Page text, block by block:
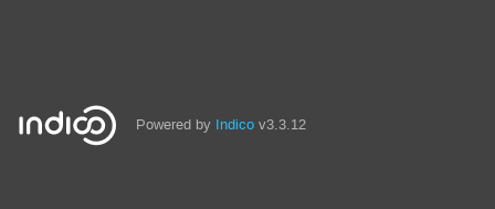
Powered by Indico v3.3.12